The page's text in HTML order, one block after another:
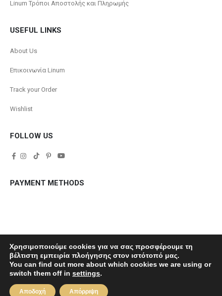
Linum Τρόποι Αποστολής και Πληρωμής
USEFUL LINKS
About Us
Επικοινωνία Linum
Track your Order
Wishlist
FOLLOW US
PAYMENT METHODS
© Copyright 2022. All Rights Reserved.
Χρησιμοποιούμε cookies για να σας προσφέρουμε τη
βέλτιστη εμπειρία πλοήγησης στον ιστότοπό μας.
You can find out more about which cookies we are using or
switch them off in settings.
Αποδοχή Απόρριψη